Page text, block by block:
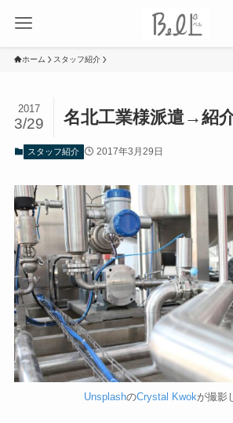
ホーム スタッフ紹介
名北工業様派遣→紹
2017
3/29
スタッフ紹介 2017年3月29日
UnsplashのCrystal Kwokが撮影